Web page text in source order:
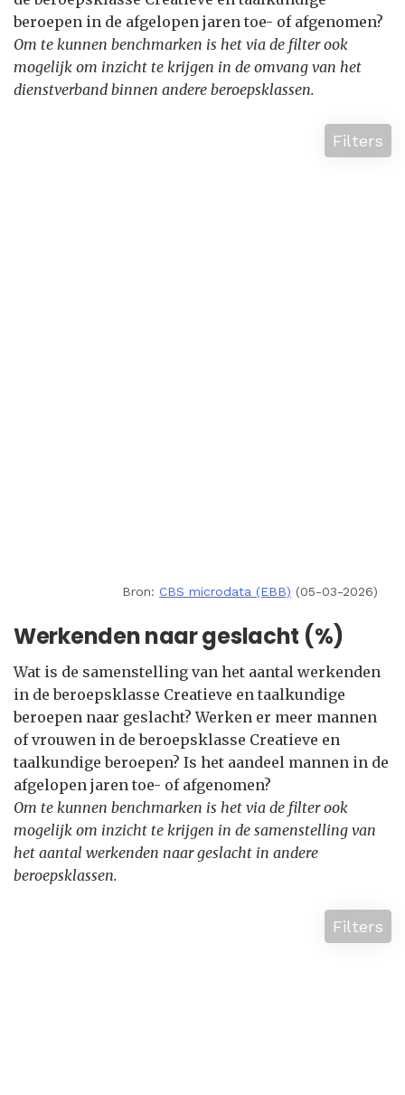
beroepen in de afgelopen jaren toe- of afgenomen?
Om te kunnen benchmarken is het via de filter ook
mogelijk om inzicht te krijgen in de omvang van het
dienstverband binnen andere beroepsklassen.
Filters
Bron: CBS microdata (EBB) (05-03-2026)
Werkenden naar geslacht (%)
Wat is de samenstelling van het aantal werkenden
in de beroepsklasse Creatieve en taalkundige
beroepen naar geslacht? Werken er meer mannen
of vrouwen in de beroepsklasse Creatieve en
taalkundige beroepen? Is het aandeel mannen in de
afgelopen jaren toe- of afgenomen?
Om te kunnen benchmarken is het via de filter ook
mogelijk om inzicht te krijgen in de samenstelling van
het aantal werkenden naar geslacht in andere
beroepsklassen.
Filters